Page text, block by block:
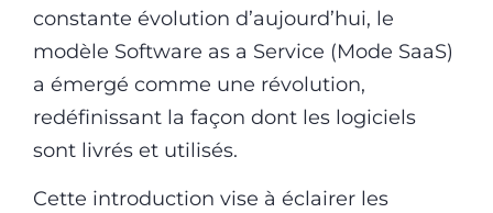
constante évolution d’aujourd’hui, le
modèle Software as a Service (Mode SaaS)
a émergé comme une révolution,
redéfinissant la façon dont les logiciels
sont livrés et utilisés.
Cette introduction vise à éclairer les